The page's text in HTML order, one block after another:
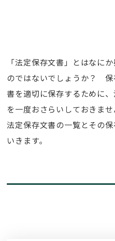
「法定保存文書」とはなに
のではないでしょうか？ 保
書を適切に保存するために
を一度おさらいしておきま
法定保存文書の一覧とその
いきます。